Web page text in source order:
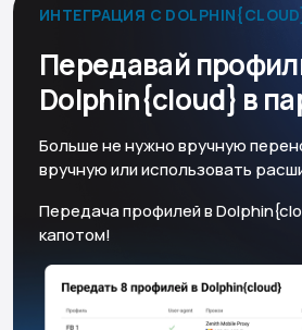
ИНТЕГРАЦИЯ С
Передавай
Dolphin{cloud} в
Больше не нужно вручную
вручную или использовать
Передача профилей в
капотом!